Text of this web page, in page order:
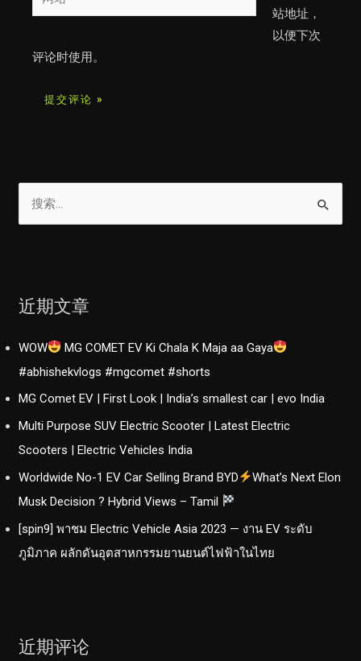
站
站地址，
以便下次
评论时使用。
近期文章
WOW
MG COMET EV Ki Chala K Maja aa Gaya
#abhishekvlogs #mgcomet #shorts
MG Comet EV | First Look | India’s smallest car | evo India
Multi Purpose SUV Electric Scooter | Latest Electric
Scooters | Electric Vehicles India
Worldwide No-1 EV Car Selling Brand BYD
What’s Next Elon
Musk Decision ? Hybrid Views – Tamil
[spin9] พาชม Electric Vehicle Asia 2023 — งาน EV ระดับ
ภูมิภาค ผลักดันอุตสาหกรรมยานยนต์ไฟฟ้าในไทย
近期评论